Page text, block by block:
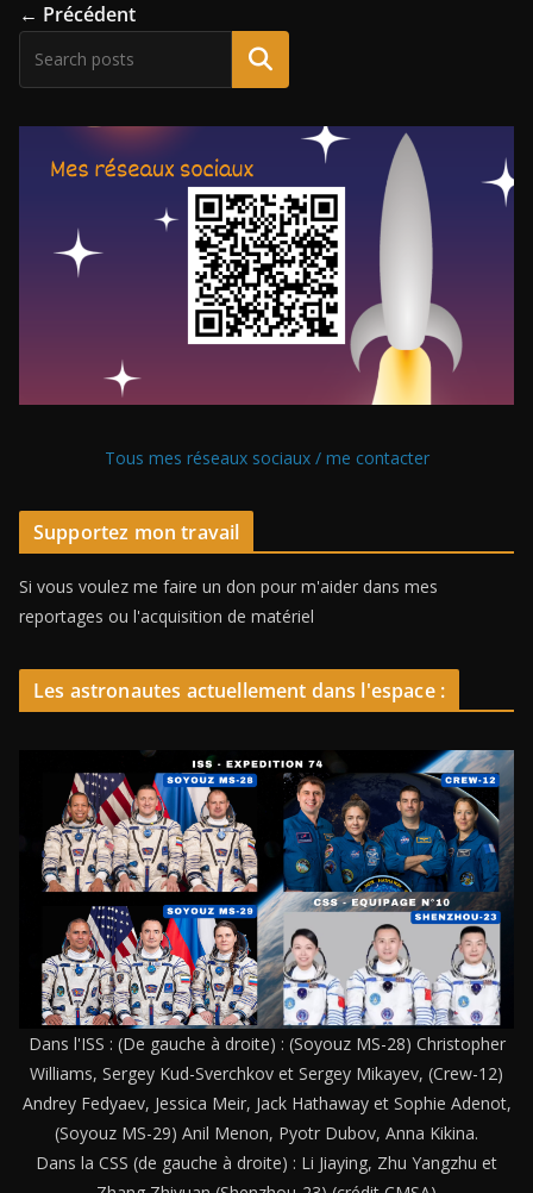
← Précédent
Tous mes réseaux sociaux / me contacter
Supportez mon travail
Si vous voulez me faire un don pour m'aider dans mes
reportages ou l'acquisition de matériel
Les astronautes actuellement dans l'espace :
Dans l'ISS : (De gauche à droite) : (Soyouz MS-28) Christopher
Williams, Sergey Kud-Sverchkov et Sergey Mikayev, (Crew-12)
Andrey Fedyaev, Jessica Meir, Jack Hathaway et Sophie Adenot,
(Soyouz MS-29) Anil Menon, Pyotr Dubov, Anna Kikina.
Dans la CSS (de gauche à droite) : Li Jiaying, Zhu Yangzhu et